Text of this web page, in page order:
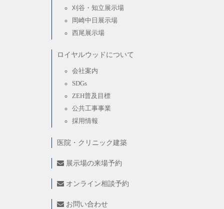
刈谷・知立展示場
岡崎中日展示場
西尾展示場
ロイヤルウッドについて
会社案内
SDGs
ZEH普及目標
公共工事事業
採用情報
医院・クリニック建築
展示場の来場予約
オンライン相談予約
お問い合わせ